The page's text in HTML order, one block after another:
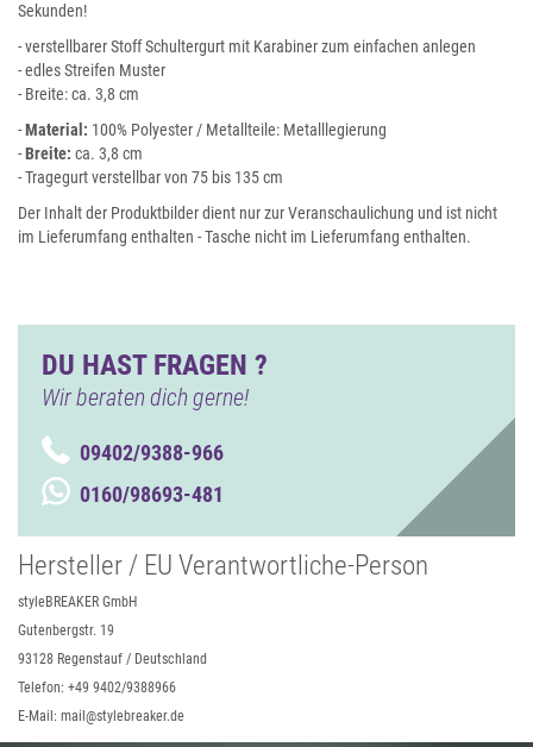
Sekunden!
- verstellbarer Stoff Schultergurt mit Karabiner zum einfachen anlegen
- edles Streifen Muster
- Breite: ca. 3,8 cm
-Material: 100% Polyester / Metallteile: Metalllegierung
-Breite: ca. 3,8 cm
- Tragegurt verstellbar von 75 bis 135 cm
Der Inhalt der Produktbilder dient nur zur Veranschaulichung und ist nicht
im Lieferumfang enthalten - Tasche nicht im Lieferumfang enthalten.
DU HAST FRAGEN ?
Wir beraten dich gerne!
09402/9388-966
0160/98693-481
Hersteller / EU Verantwortliche-Person
styleBREAKER GmbH
Gutenbergstr. 19
93128 Regenstauf / Deutschland
Telefon: +49 9402/9388966
E-Mail: mail@stylebreaker.de